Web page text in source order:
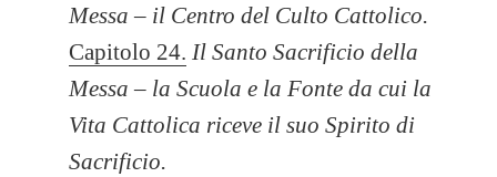
Messa – il Centro del Culto Cattolico.
Capitolo 24. Il Santo Sacrificio della
Messa – la Scuola e la Fonte da cui la
Vita Cattolica riceve il suo Spirito di
Sacrificio.